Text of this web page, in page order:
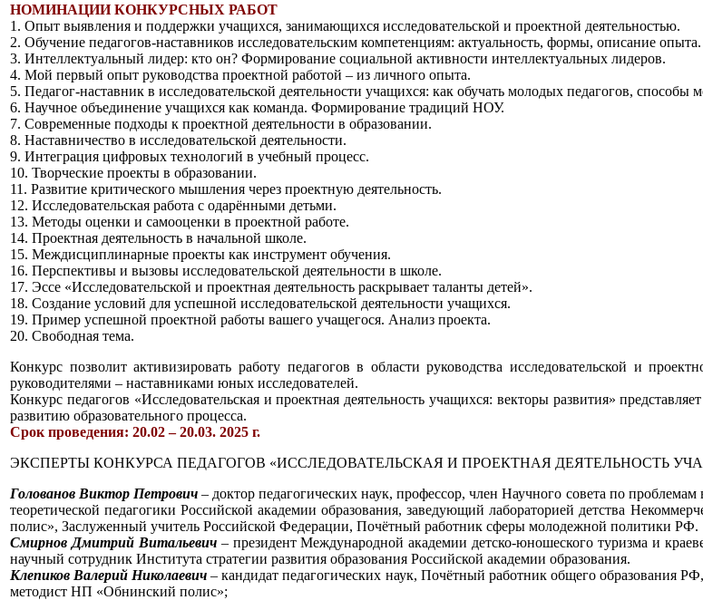
НОМИНАЦИИ КОНКУРСНЫХ РАБОТ
1. Опыт выявления и поддержки учащихся, занимающихся исследовательской и проектной деятельностью.
2. Обучение педагогов-наставников исследовательским компетенциям: актуальность, формы, описание опыта.
3. Интеллектуальный лидер: кто он? Формирование социальной активности интеллектуальных лидеров.
4. Мой первый опыт руководства проектной работой – из личного опыта.
5. Педагог-наставник в исследовательской деятельности учащихся: как обучать молодых педагогов, способы
6. Научное объединение учащихся как команда. Формирование традиций НОУ.
7. Современные подходы к проектной деятельности в образовании.
8. Наставничество в исследовательской деятельности.
9. Интеграция цифровых технологий в учебный процесс.
10. Творческие проекты в образовании.
11. Развитие критического мышления через проектную деятельность.
12. Исследовательская работа с одарёнными детьми.
13. Методы оценки и самооценки в проектной работе.
14. Проектная деятельность в начальной школе.
15. Междисциплинарные проекты как инструмент обучения.
16. Перспективы и вызовы исследовательской деятельности в школе.
17. Эссе «Исследовательской и проектная деятельность раскрывает таланты детей».
18. Создание условий для успешной исследовательской деятельности учащихся.
19. Пример успешной проектной работы вашего учащегося. Анализ проекта.
20. Свободная тема.
Конкурс позволит активизировать работу педагогов в области руководства исследовательской и
руководителями – наставниками юных исследователей.
Конкурс педагогов «Исследовательская и проектная деятельность учащихся: векторы развития»
развитию образовательного процесса.
Срок проведения: 20.02 – 20.03. 2025 г.
ЭКСПЕРТЫ КОНКУРСА ПЕДАГОГОВ «ИССЛЕДОВАТЕЛЬСКАЯ И ПРОЕКТНАЯ ДЕЯТЕЛЬНОСТЬ
Голованов Виктор Петрович – доктор педагогических наук, профессор, член Научного совета по
теоретической педагогики Российской академии образования, заведующий лабораторией детства
полис», Заслуженный учитель Российской Федерации, Почётный работник сферы молодежной политики РФ.
Смирнов Дмитрий Витальевич– президент Международной академии детско-юношеского туризма и
научный сотрудник Института стратегии развития образования Российской академии образования.
Клепиков Валерий Николаевич – кандидат педагогических наук, Почётный работник общего образования
методист НП «Обнинский полис»;